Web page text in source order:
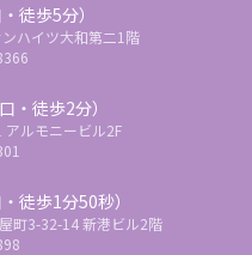
徒歩5分）
ハイツ大和第二1階
・徒歩2分）
ルモニービル2F
徒歩1分50秒）
町3-32-14 新港ビル2階